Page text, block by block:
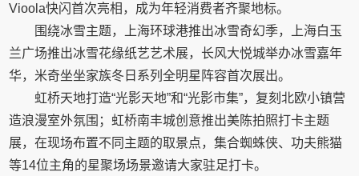
Vioola快闪首次亮相，成为年轻消费者齐聚地标。
围绕冰雪主题，上海环球港推出冰雪奇幻季，上海白玉
兰广场推出冰雪花缘纸艺艺术展，长风大悦城举办冰雪嘉年
华，米奇坐坐家族冬日系列全明星阵容首次展出。
虹桥天地打造“光影天地”和“光影市集”，复刻北欧小镇营
造浪漫室外氛围；虹桥南丰城创意推出美陈拍照打卡主题
展，在现场布置不同主题的取景点，集合蜘蛛侠、功夫熊猫
等14位主角的星聚场场景邀请大家驻足打卡。